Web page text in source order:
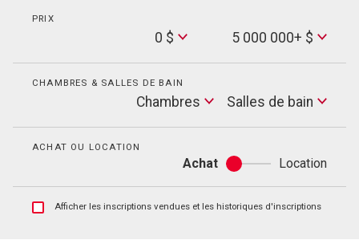
PRIX
0 $
Max
Price
5 000 000+ $
CHAMBRES & SALLES DE BAIN
Chambres
Salles
de
Salles de bain
ACHAT OU LOCATION
Achat
Achat
ou
location
Location
AfficherAfficher les inscriptions vendues et les historiques d'inscriptions